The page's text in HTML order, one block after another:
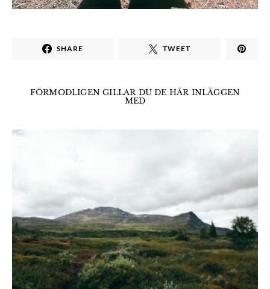
SHARE TWEET
FÖRMODLIGEN GILLAR DU DE HÄR INLÄGGEN
MED